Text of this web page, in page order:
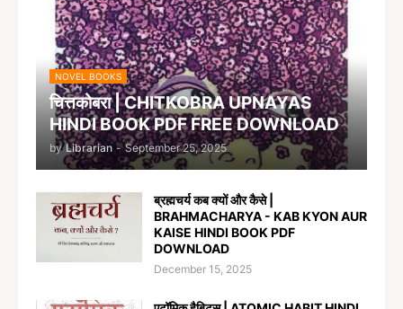
NOVEL BOOKS
चित्तकोबरा | CHITKOBRA UPNAYAS
HINDI BOOK PDF FREE DOWNLOAD
by Librarian - September 25, 2025
ब्रह्मचर्य कब क्यों और कैसे |
BRAHMACHARYA - KAB KYON AUR
KAISE HINDI BOOK PDF
DOWNLOAD
December 15, 2025